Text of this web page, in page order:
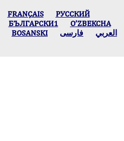
FRANÇAIS
РУССКИЙ
БЪЛГАРСКИ1
O’ZBEKCHA
BOSANSKI العربي فارسی